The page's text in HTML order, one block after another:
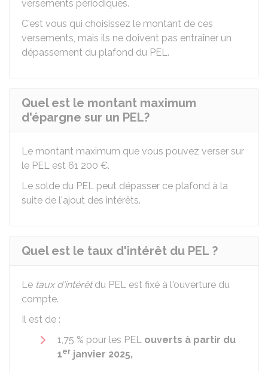
versements périodiques.
C'est vous qui choisissez le montant de ces
versements, mais ils ne doivent pas entraîner un
dépassement du plafond du PEL.
Quel est le montant maximum
d'épargne sur un PEL?
Le montant maximum que vous pouvez verser sur
le PEL est 61 200 €.
Le solde du PEL peut dépasser ce plafond à la
suite de l'ajout des intérêts.
Quel est le taux d'intérêt du PEL ?
Le taux d'intérêtdu PEL est fixé à l'ouverture du
compte.
Il est de :
1,75 % pour les PEL ouverts à partir du
1er janvier 2025,